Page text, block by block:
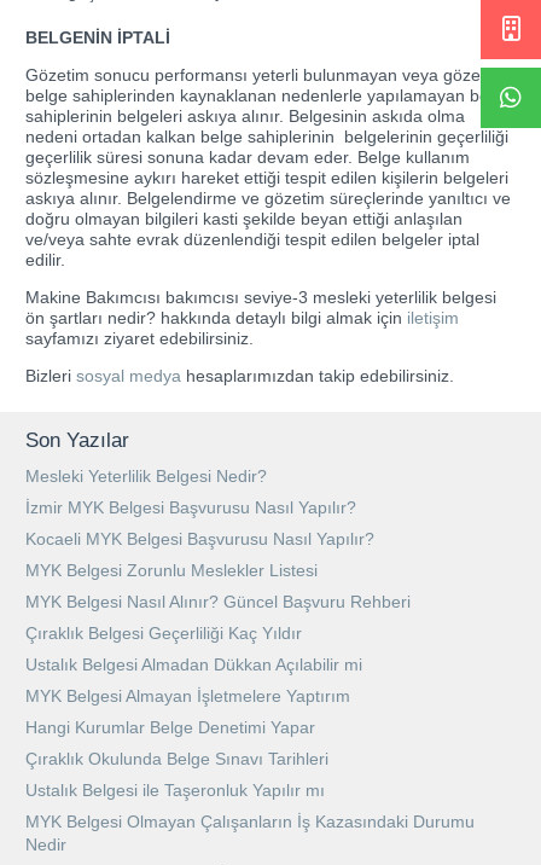
BELGENİN İPTALİ
Gözetim sonucu performansı yeterli bulunmayan veya gözetimi
belge sahiplerinden kaynaklanan nedenlerle yapılamayan belge
sahiplerinin belgeleri askıya alınır. Belgesinin askıda olma
nedeni ortadan kalkan belge sahiplerinin belgelerinin geçerliliği
geçerlilik süresi sonuna kadar devam eder. Belge kullanım
sözleşmesine aykırı hareket ettiği tespit edilen kişilerin belgeleri
askıya alınır. Belgelendirme ve gözetim süreçlerinde yanıltıcı ve
doğru olmayan bilgileri kasti şekilde beyan ettiği anlaşılan
ve/veya sahte evrak düzenlendiği tespit edilen belgeler iptal
edilir.
Makine Bakımcısı bakımcısı seviye-3 mesleki yeterlilik belgesi
ön şartları nedir? hakkında detaylı bilgi almak için iletişim
sayfamızı ziyaret edebilirsiniz.
Bizleri sosyal medya hesaplarımızdan takip edebilirsiniz.
Son Yazılar
Mesleki Yeterlilik Belgesi Nedir?
İzmir MYK Belgesi Başvurusu Nasıl Yapılır?
Kocaeli MYK Belgesi Başvurusu Nasıl Yapılır?
MYK Belgesi Zorunlu Meslekler Listesi
MYK Belgesi Nasıl Alınır? Güncel Başvuru Rehberi
Çıraklık Belgesi Geçerliliği Kaç Yıldır
Ustalık Belgesi Almadan Dükkan Açılabilir mi
MYK Belgesi Almayan İşletmelere Yaptırım
Hangi Kurumlar Belge Denetimi Yapar
Çıraklık Okulunda Belge Sınavı Tarihleri
Ustalık Belgesi ile Taşeronluk Yapılır mı
MYK Belgesi Olmayan Çalışanların İş Kazasındaki Durumu
Nedir